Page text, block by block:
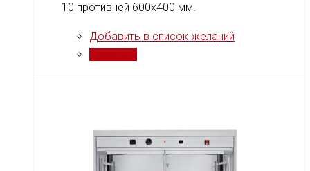
10 противней 600x400 мм.
Добавить в список желаний